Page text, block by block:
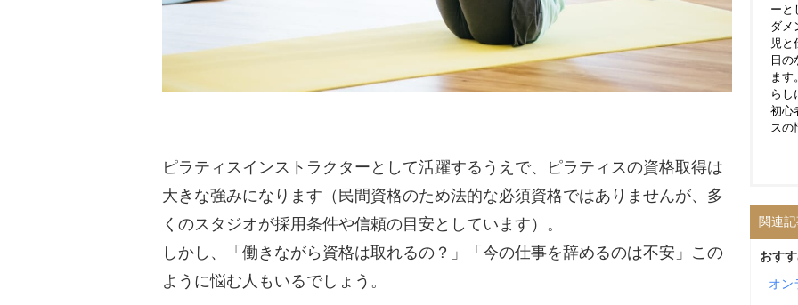
ピラティスインストラクターとして活躍するうえで、ピラティスの資格取得は
大きな強みになります（民間資格のため法的な必須資格ではありませんが、多
くのスタジオが採用条件や信頼の目安としています）。
しかし、「働きながら資格は取れるの？」「今の仕事を辞めるのは不安」この
ように悩む人もいるでしょう。
ーと
ダメ
児と
日
ます
らし
初心
スの
関連
おす
オン